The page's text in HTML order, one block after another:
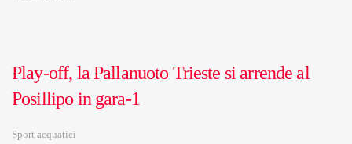
Play-off, la Pallanuoto Trieste si arrende al
Posillipo in gara-1
Sport acquatici